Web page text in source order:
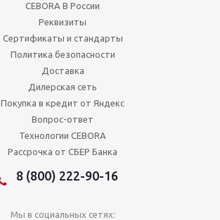
CEBORA В России
Реквизиты
Сертификаты и стандарты
Политика безопасности
Доставка
Дилерская сеть
Покупка в кредит от Яндекс
Вопрос-ответ
Технологии CEBORA
Рассрочка от СБЕР Банка
8 (800) 222-90-16
Мы в социальных сетях: